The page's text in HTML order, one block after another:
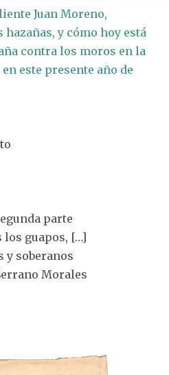
Juan Moreno,
hazañas, y cómo hoy está
contra los moros en la
este presente año de
parte
los guapos, […]
y soberanos
Morales